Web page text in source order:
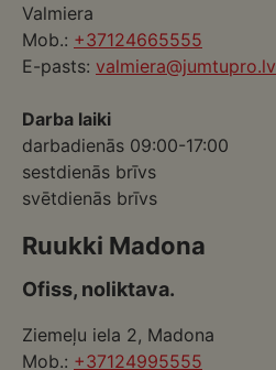
Valmiera
Mob.: +37124665555
E-pasts: valmiera@jumtupro.lv
Darba laiki
darbadienās 09:00-17:00
sestdienās brīvs
svētdienās brīvs
Ruukki Madona
Ofiss, noliktava.
Ziemeļu iela 2, Madona
Mob.: +37124995555